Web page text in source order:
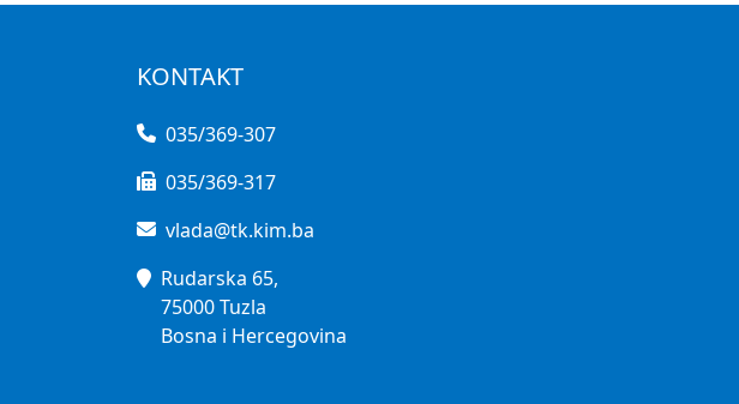
KONTAKT
035/369-307
035/369-317
vlada@tk.kim.ba
Rudarska 65,
75000 Tuzla
Bosna i Hercegovina